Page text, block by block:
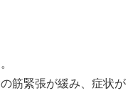
筋緊張が緩み、症状が